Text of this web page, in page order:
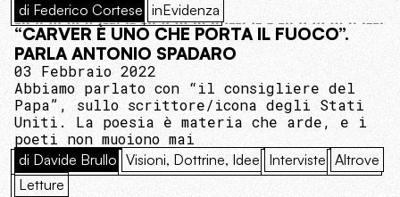
di Federico Cortese inEvidenza
“CARVER È UNO CHE PORTA IL FUOCO”.
PARLA ANTONIO SPADARO
03 Febbraio 2022
Abbiamo parlato con “il consigliere del
Papa”, sullo scrittore/icona degli Stati
Uniti. La poesia è materia che arde, e i
poeti non muoiono mai
di Davide Brullo Visioni, Dottrine, Idee Interviste Altrove
Letture